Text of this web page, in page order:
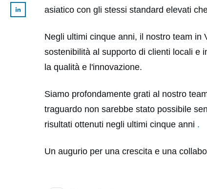
asiatico con gli stessi standard elevati
Negli ultimi cinque anni, il nostro team
sostenibilità al supporto di clienti locali e
la qualità e l'innovazione.
Siamo profondamente grati al nostro
traguardo non sarebbe stato possibile
risultati ottenuti negli ultimi cinque anni .
Un augurio per una crescita e una